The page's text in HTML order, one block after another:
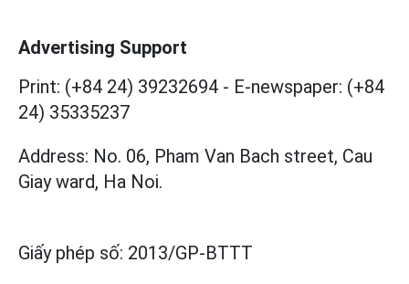
Advertising Support
Print: (+84 24) 39232694 - E-newspaper: (+84
24) 35335237
Address: No. 06, Pham Van Bach street, Cau
Giay ward, Ha Noi.
Giấy phép số: 2013/GP-BTTT